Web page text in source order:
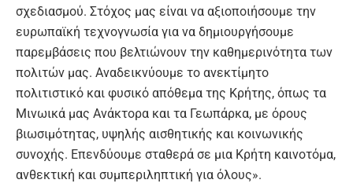
σχεδιασμού. Στόχος μας είναι να αξιοποιήσουμε την
ευρωπαϊκή τεχνογνωσία για να δημιουργήσουμε
παρεμβάσεις που βελτιώνουν την καθημερινότητα των
πολιτών μας. Αναδεικνύουμε το ανεκτίμητο
πολιτιστικό και φυσικό απόθεμα της Κρήτης, όπως τα
Μινωικά μας Ανάκτορα και τα Γεωπάρκα, με όρους
βιωσιμότητας, υψηλής αισθητικής και κοινωνικής
συνοχής. Επενδύουμε σταθερά σε μια Κρήτη καινοτόμα,
ανθεκτική και συμπεριληπτική για όλους».